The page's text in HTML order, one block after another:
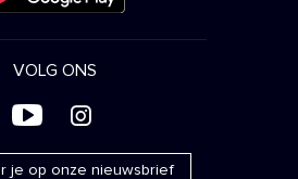
VOLG ONS
+ &
je op onze nieuwsbrief